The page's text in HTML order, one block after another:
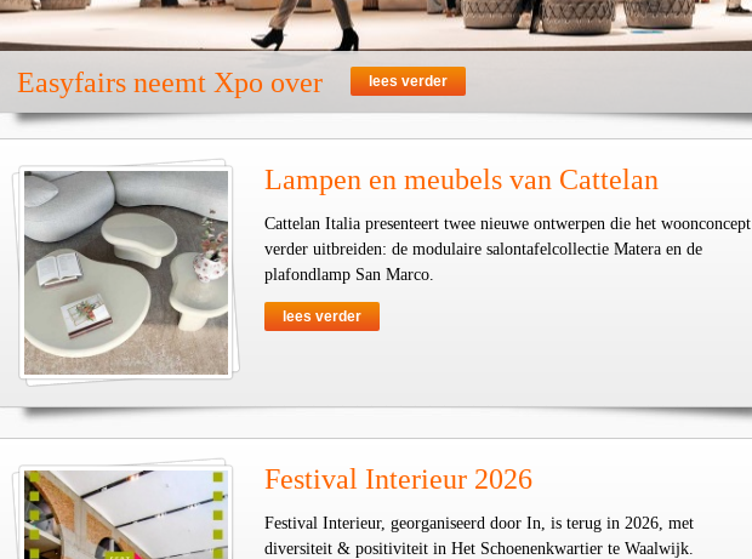
Easyfairs neemt Xpo over lees verder
Lampen en meubels van Cattelan
Cattelan Italia presenteert twee nieuwe ontwerpen die het woonconcept
verder uitbreiden: de modulaire salontafelcollectie Matera en de
plafondlamp San Marco.
lees verder
Festival Interieur 2026
Festival Interieur, georganiseerd door In, is terug in 2026, met
diversiteit & positiviteit in Het Schoenenkwartier te Waalwijk.